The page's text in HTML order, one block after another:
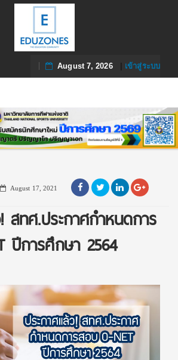
August 7, 2026| เข้าสู่ระบบ
August 17, 2021
สทศ.ประกาศกำหนดการ
ปีการศึกษา 2564